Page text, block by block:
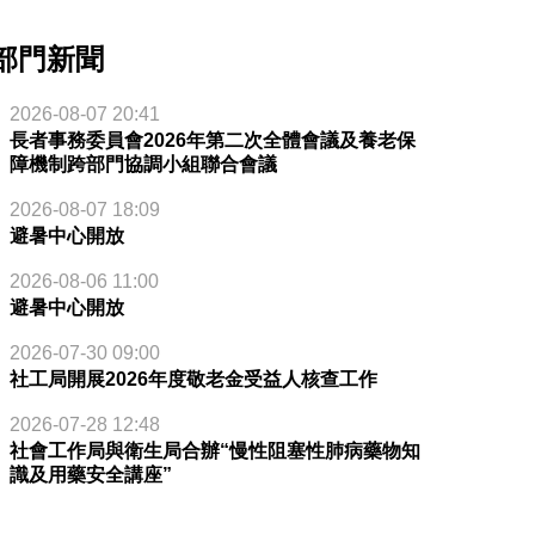
門新聞
2026-08-07 20:41
長者事務委員會2026年第二次全體會議及養老保
障機制跨部門協調小組聯合會議
2026-08-07 18:09
避暑中心開放
2026-08-06 11:00
避暑中心開放
2026-07-30 09:00
社工局開展2026年度敬老金受益人核查工作
2026-07-28 12:48
社會工作局與衛生局合辦“慢性阻塞性肺病藥物知
識及用藥安全講座”